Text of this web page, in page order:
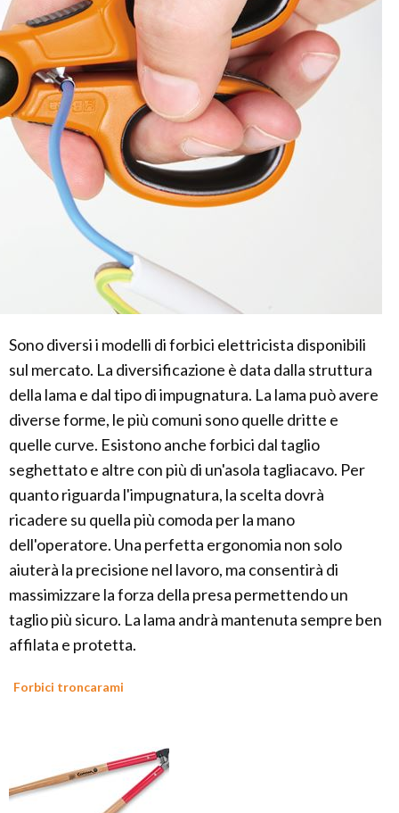
Sono diversi i modelli di forbici elettricista disponibili
sul mercato. La diversificazione è data dalla struttura
della lama e dal tipo di impugnatura. La lama può avere
diverse forme, le più comuni sono quelle dritte e
quelle curve. Esistono anche forbici dal taglio
seghettato e altre con più di un'asola tagliacavo. Per
quanto riguarda l'impugnatura, la scelta dovrà
ricadere su quella più comoda per la mano
dell'operatore. Una perfetta ergonomia non solo
aiuterà la precisione nel lavoro, ma consentirà di
massimizzare la forza della presa permettendo un
taglio più sicuro. La lama andrà mantenuta sempre ben
affilata e protetta.
Forbici troncarami